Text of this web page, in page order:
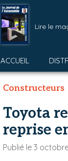
Lire le
ACCUEIL
Constructeurs
Toyota
reprise
Publié le 3